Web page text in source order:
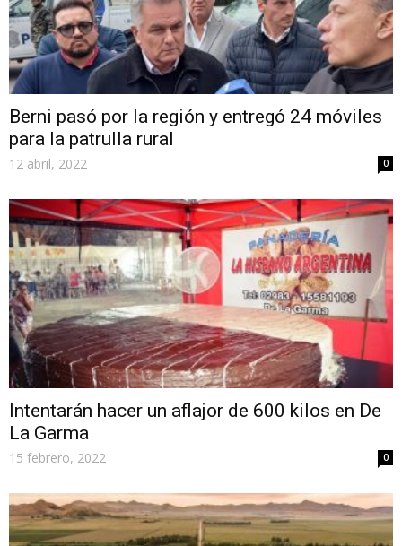
Berni pasó por la región y entregó 24 móviles
para la patrulla rural
12 abril, 2022 0
Intentarán hacer un aflajor de 600 kilos en De
La Garma
15 febrero, 2022 0